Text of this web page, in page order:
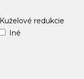
Kuželové redukcie
Iné